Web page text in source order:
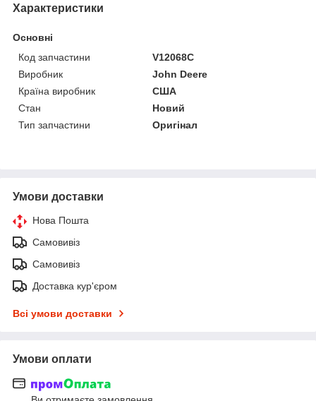
Характеристики
Основні
Код запчастини
V12068C
Виробник
John Deere
Країна виробник
США
Стан
Новий
Тип запчастини
Оригінал
Умови доставки
Нова Пошта
Самовивіз
Самовивіз
Доставка кур'єром
Всі умови доставки
Умови оплати